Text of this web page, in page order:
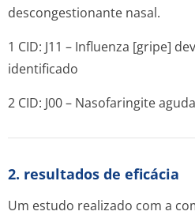
descongestionan­te nasal.
1 CID: J11 – Influenza [gripe]
identificado
2 CID: J00 – Nasofaringite
2. resultados de eficácia
Um estudo realizado com a